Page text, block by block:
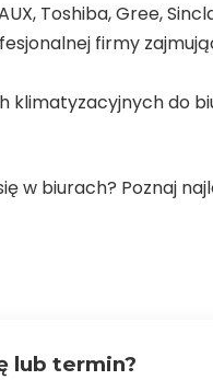
Toshiba, Gree,
firmy
klimatyzacyjnych do
w biurach? Poznaj
lub termin?